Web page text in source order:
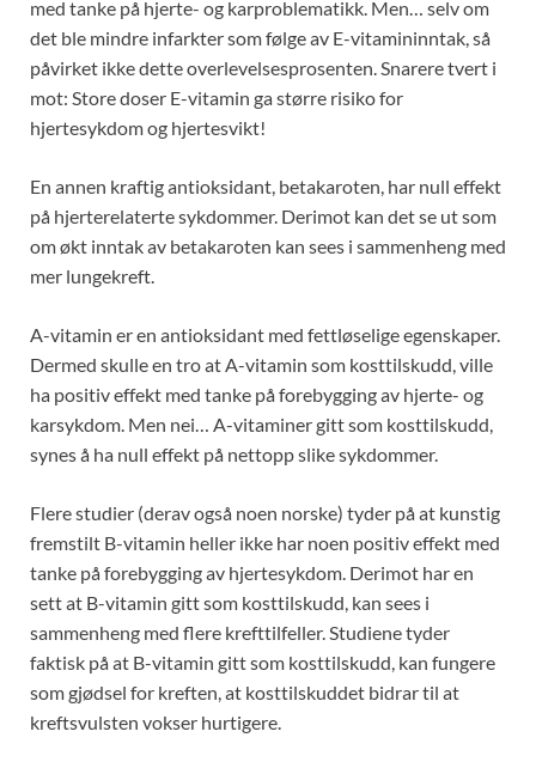
med tanke på hjerte- og karproblematikk. Men… selv om
det ble mindre infarkter som følge av E-vitamininntak, så
påvirket ikke dette overlevelsesprosenten. Snarere tvert i
mot: Store doser E-vitamin ga større risiko for
hjertesykdom og hjertesvikt!
En annen kraftig antioksidant, betakaroten, har null effekt
på hjerterelaterte sykdommer. Derimot kan det se ut som
om økt inntak av betakaroten kan sees i sammenheng med
mer lungekreft.
A-vitamin er en antioksidant med fettløselige egenskaper.
Dermed skulle en tro at A-vitamin som kosttilskudd, ville
ha positiv effekt med tanke på forebygging av hjerte- og
karsykdom. Men nei… A-vitaminer gitt som kosttilskudd,
synes å ha null effekt på nettopp slike sykdommer.
Flere studier (derav også noen norske) tyder på at kunstig
fremstilt B-vitamin heller ikke har noen positiv effekt med
tanke på forebygging av hjertesykdom. Derimot har en
sett at B-vitamin gitt som kosttilskudd, kan sees i
sammenheng med flere krefttilfeller. Studiene tyder
faktisk på at B-vitamin gitt som kosttilskudd, kan fungere
som gjødsel for kreften, at kosttilskuddet bidrar til at
kreftsvulsten vokser hurtigere.